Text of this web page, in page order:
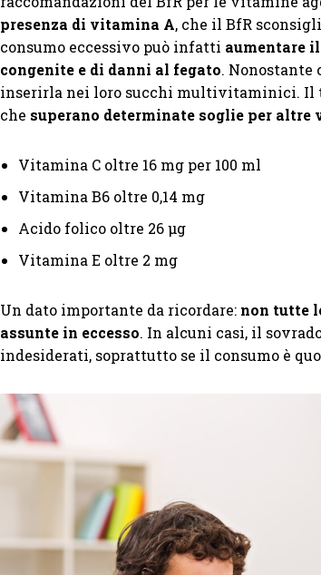
presenza di vitamina A, che il BfR
consumo eccessivo può infatti aumentare
congenite e di danni al fegato.
inserirla nei loro succhi multivitaminici. Il
che superano determinate soglie per altre
Vitamina C oltre 16 mg per 100 ml
Vitamina B6 oltre 0,14 mg
Acido folico oltre 26 µg
Vitamina E oltre 2 mg
Un dato importante da ricordare: non tutte
assunte in eccesso. In alcuni casi, il
indesiderati, soprattutto se il consumo è